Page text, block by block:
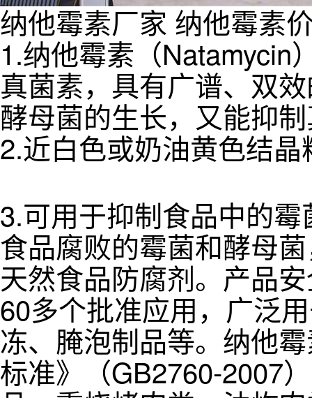
纳他霉素厂家 纳他霉素
1.纳他霉素（Natamycin
真菌素，具有广谱、双
酵母菌的生长，又能抑
2.近白色或奶油黄色结
3.可用于抑制食品中的
食品腐败的霉菌和酵母
天然食品防腐剂。产品
60多个批准应用，广泛
冻、腌泡制品等。纳他
标准》（GB2760-2007